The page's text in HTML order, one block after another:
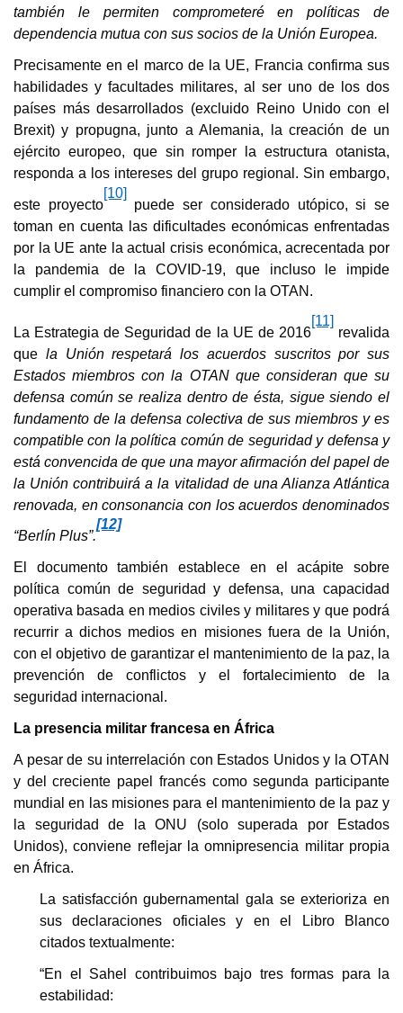
también le permiten comprometeré en políticas de
dependencia mutua con sus socios de la Unión Europea.
Precisamente en el marco de la UE, Francia confirma sus
habilidades y facultades militares, al ser uno de los dos
países más desarrollados (excluido Reino Unido con el
Brexit) y propugna, junto a Alemania, la creación de un
ejército europeo, que sin romper la estructura otanista,
responda a los intereses del grupo regional. Sin embargo,
este proyecto
[10]
puede ser considerado utópico, si se
toman en cuenta las dificultades económicas enfrentadas
por la UE ante la actual crisis económica, acrecentada por
la pandemia de la COVID-19, que incluso le impide
cumplir el compromiso financiero con la OTAN.
La Estrategia de Seguridad de la UE de 2016
[11]
revalida
que la Unión respetará los acuerdos suscritos por sus
Estados miembros con la OTAN que consideran que su
defensa común se realiza dentro de ésta, sigue siendo el
fundamento de la defensa colectiva de sus miembros y es
compatible con la política común de seguridad y defensa y
está convencida de que una mayor afirmación del papel de
la Unión contribuirá a la vitalidad de una Alianza Atlántica
renovada, en consonancia con los acuerdos denominados
“Berlín Plus”.
[12]
El documento también establece en el acápite sobre
política común de seguridad y defensa, una capacidad
operativa basada en medios civiles y militares y que podrá
recurrir a dichos medios en misiones fuera de la Unión,
con el objetivo de garantizar el mantenimiento de la paz, la
prevención de conflictos y el fortalecimiento de la
seguridad internacional.
La presencia militar francesa en África
A pesar de su interrelación con Estados Unidos y la OTAN
y del creciente papel francés como segunda participante
mundial en las misiones para el mantenimiento de la paz y
la seguridad de la ONU (solo superada por Estados
Unidos), conviene reflejar la omnipresencia militar propia
en África.
La satisfacción gubernamental gala se exterioriza en
sus declaraciones oficiales y en el Libro Blanco
citados textualmente:
“En el Sahel contribuimos bajo tres formas para la
estabilidad: